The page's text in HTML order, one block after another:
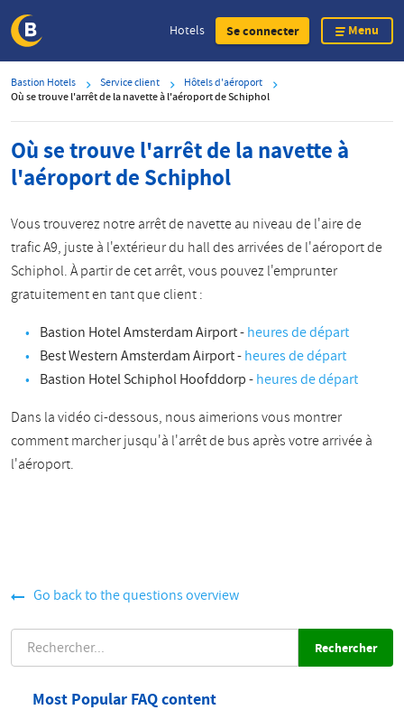
to
main
content
Hotels Se connecter Menu
Bastion Hotels Service client
Hôtels d'aéroport
Où se trouve l'arrêt de la navette à l'aéroport de Schiphol
Où se trouve l'arrêt de la navette à
l'aéroport de Schiphol
Vous trouverez notre arrêt de navette au niveau de l'aire de
trafic A9, juste à l'extérieur du hall des arrivées de l'aéroport de
Schiphol. À partir de cet arrêt, vous pouvez l'emprunter
gratuitement en tant que client :
Bastion Hotel Amsterdam Airport -heures de départ
Best Western Amsterdam Airport -heures de départ
Bastion Hotel Schiphol Hoofddorp -heures de départ
Dans la vidéo ci-dessous, nous aimerions vous montrer
comment marcher jusqu'à l'arrêt de bus après votre arrivée à
l'aéroport.
Go back to the questions overview
Most Popular FAQ content